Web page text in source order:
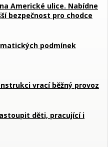
Americké ulice. Nabídne
bezpečnost pro chodce
podmínek
vrací běžný provoz
děti, pracující i